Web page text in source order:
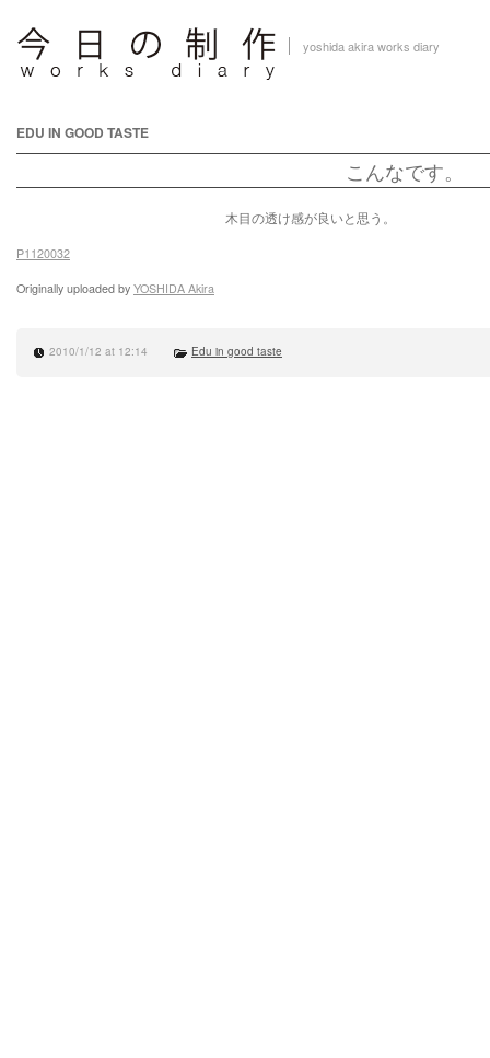
yoshida akira works diary
EDU IN GOOD TASTE
こんなです。
P1120032
Originally uploaded by YOSHIDA Akira
木目の透け感が良いと思う。
2010/1/12 at 12:14 Edu in good taste